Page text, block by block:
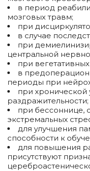
в период
мозговых травм;
при
в случае
при
центральной
при
в
периоды при
при хронической
раздражительности;
при бессоннице,
экстремальных
для улучшения
способности к
для повышения
присутствуют